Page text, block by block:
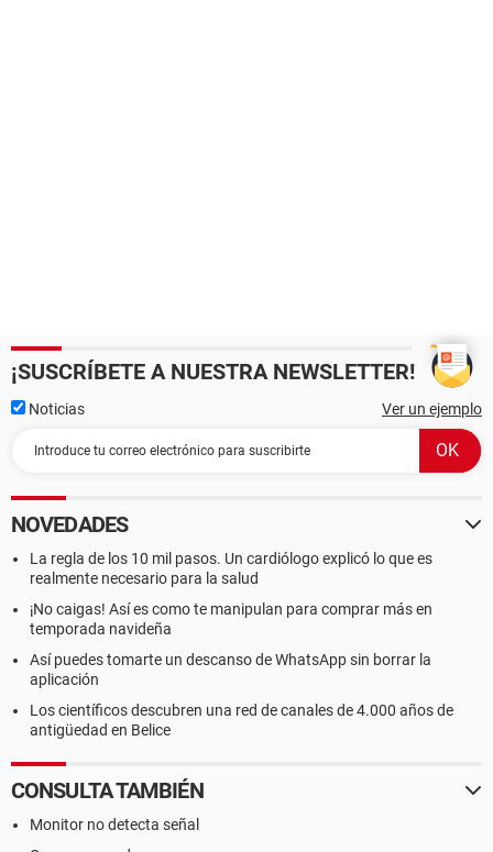
¡SUSCRÍBETE A NUESTRA NEWSLETTER!
Noticias Ver un ejemplo
NOVEDADES
La regla de los 10 mil pasos. Un cardiólogo explicó lo que es
realmente necesario para la salud
¡No caigas! Así es como te manipulan para comprar más en
temporada navideña
Así puedes tomarte un descanso de WhatsApp sin borrar la
aplicación
Los científicos descubren una red de canales de 4.000 años de
antigüedad en Belice
CONSULTA TAMBIÉN
Monitor no detecta señal